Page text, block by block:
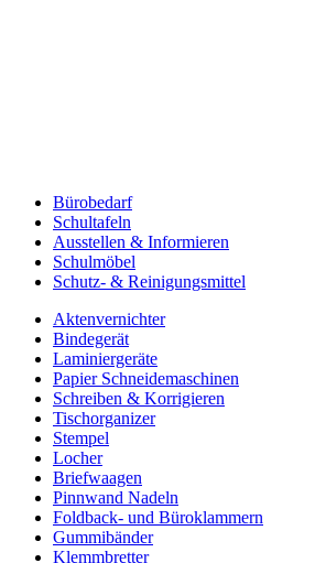
Bürobedarf
Schultafeln
Ausstellen & Informieren
Schulmöbel
Schutz- & Reinigungsmittel
Aktenvernichter
Bindegerät
Laminiergeräte
Papier Schneidemaschinen
Schreiben & Korrigieren
Tischorganizer
Stempel
Locher
Briefwaagen
Pinnwand Nadeln
Foldback- und Büroklammern
Gummibänder
Klemmbretter